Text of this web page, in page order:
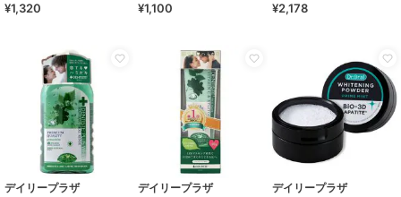
¥1,320 ¥1,100 ¥2,178
デイリープラザ デイリープラザ デイリープラザ